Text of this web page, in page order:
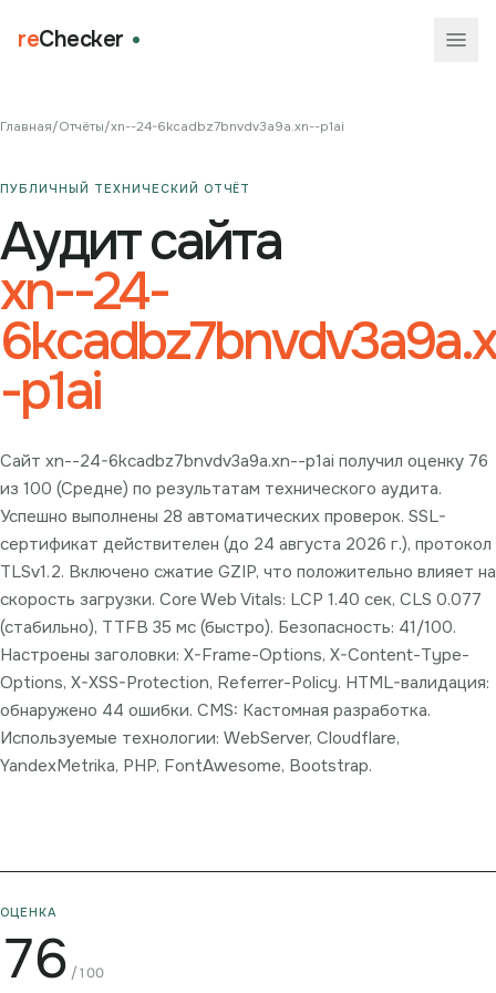
reChecker
Главная/Отчёты/xn--24-6kcadbz7bnvdv3a9a.xn--p1ai
ПУБЛИЧНЫЙ ТЕХНИЧЕСКИЙ ОТЧЁТ
Аудит сайта
xn--24-
-p1ai
Сайт xn--24-6kcadbz7bnvdv3a9a.xn--p1ai получил оценку 76
из 100 (Средне) по результатам технического аудита.
Успешно выполнены 28 автоматических проверок. SSL-
сертификат действителен (до 24 августа 2026 г.), протокол
TLSv1.2. Включено сжатие GZIP, что положительно влияет на
скорость загрузки. Core Web Vitals: LCP 1.40 сек, CLS 0.077
(стабильно), TTFB 35 мс (быстро). Безопасность: 41/100.
Настроены заголовки: X-Frame-Options, X-Content-Type-
Options, X-XSS-Protection, Referrer-Policy. HTML-валидация:
обнаружено 44 ошибки. CMS: Кастомная разработка.
Используемые технологии: WebServer, Cloudflare,
YandexMetrika, PHP, FontAwesome, Bootstrap.
ОЦЕНКА
76 /100